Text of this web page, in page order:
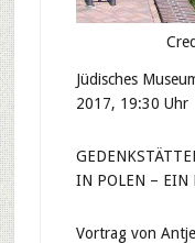
Jüdisches
2017, 19:30 Uhr
IN POLEN – EIN
Vortrag von